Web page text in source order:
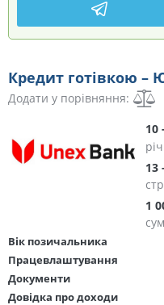
Кредит готівкою –
Додати у порівняння:
10
13
1
Вік позичальника
Працевлаштування
Документи
Довідка про доходи